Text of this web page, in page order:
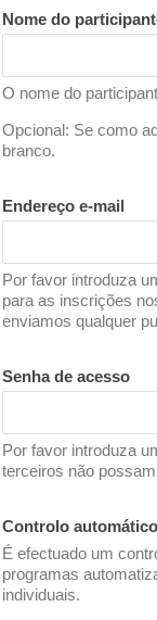
Nome do
O nome do
Opcional: Se como
branco.
Endereço e-mail
Por favor introduza
para as inscrições
enviamos qualquer
Senha de acesso
Por favor introduza
terceiros não
Controlo
É efectuado um
programas
individuais.